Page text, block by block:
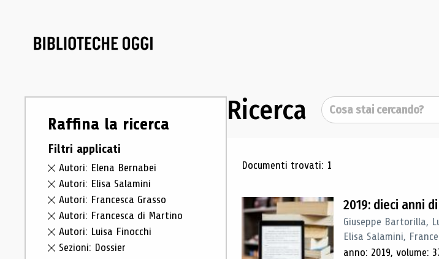
Raffina la ricerca
Filtri applicati
Autori: Elena Bernabei
Autori: Elisa Salamini
Autori: Francesca Grasso
Autori: Francesca di Martino
Autori: Luisa Finocchi
Sezioni: Dossier
Ricerca Cerca
Risultati di ricerca
Documenti trovati: 1
2019: dieci anni
Giuseppe Bartorilla,
Elisa Salamini,
anno: 2019, volume: